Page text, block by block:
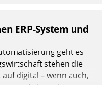
ERP-System und
geht es
stehen die
digital – wenn auch,